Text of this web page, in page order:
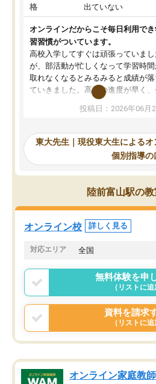
格
出ていない
オンラインだからこそ毎日利用で
習習慣がついています。
高校入学してすぐは頑張っていまし
が、部活動が忙しくなって学習時
取れなくなるとみるみると成績が落
ていきました。高校の進度が早く、
供も家に帰って勉強の話すると嫌な
応を示します。東大先生にお願い
れるので、親としても安心です。毎
使える自習室とかもあり、わからな
ところがあれば先生が回答してくれ
のも重宝しています。
投稿日：2026年06月
東大先生｜現役東大生によるオ
個別指導の
陸前富山駅の
オンライン校 詳しく見る
対応エリア 全国
無料体験を申
（リストに追
資料を請求
（リストに追
オンライン家庭教